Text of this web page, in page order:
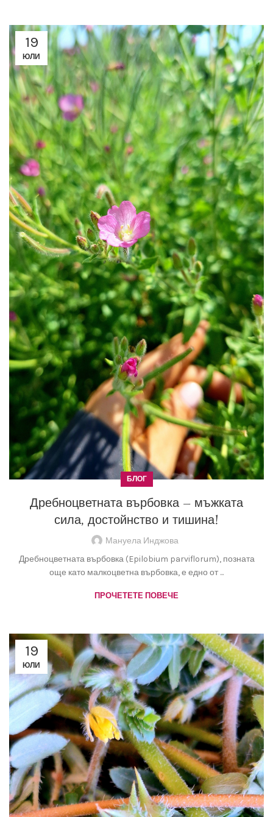
19
ЮЛИ
БЛОГ
Дребноцветната върбовка – мъжката
сила, достойнство и тишина!
Мануела Инджова
Дребноцветната върбовка (Epilobium parviflorum), позната
още като малкоцветна върбовка, е едно от ...
ПРОЧЕТЕТЕ ПОВЕЧЕ
19
ЮЛИ